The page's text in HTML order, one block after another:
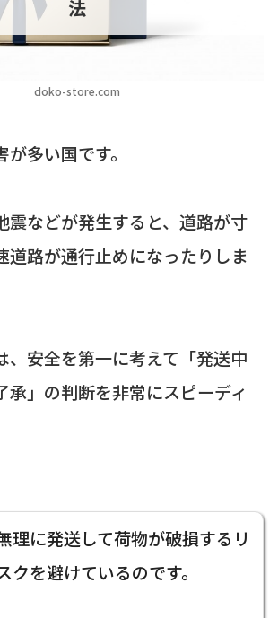
doko-store.com
法
多い国です。
震などが発生すると、道路が寸
道路が通行止めになったりしま
、安全を第一に考えて「発送中
承」の判断を非常にスピーディ
理に発送して荷物が破損するリ
クを避けているのです。